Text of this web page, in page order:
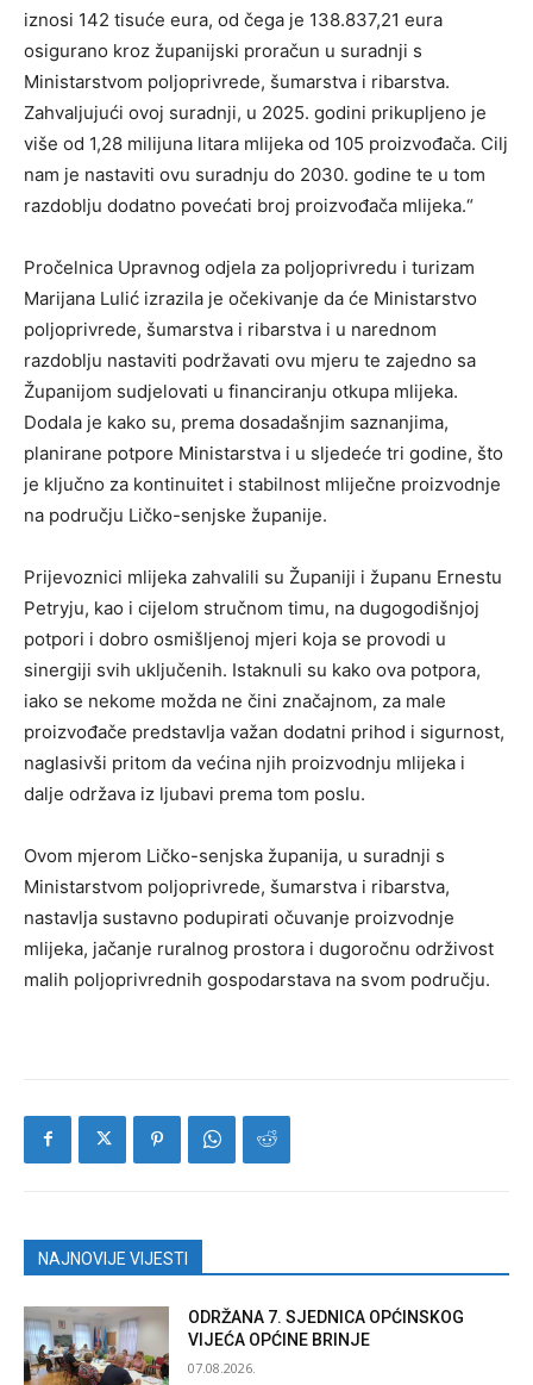
iznosi 142 tisuće eura, od čega je 138.837,21 eura
osigurano kroz županijski proračun u suradnji s
Ministarstvom poljoprivrede, šumarstva i ribarstva.
Zahvaljujući ovoj suradnji, u 2025. godini prikupljeno je
više od 1,28 milijuna litara mlijeka od 105 proizvođača. Cilj
nam je nastaviti ovu suradnju do 2030. godine te u tom
razdoblju dodatno povećati broj proizvođača mlijeka.“
Pročelnica Upravnog odjela za poljoprivredu i turizam
Marijana Lulić izrazila je očekivanje da će Ministarstvo
poljoprivrede, šumarstva i ribarstva i u narednom
razdoblju nastaviti podržavati ovu mjeru te zajedno sa
Županijom sudjelovati u financiranju otkupa mlijeka.
Dodala je kako su, prema dosadašnjim saznanjima,
planirane potpore Ministarstva i u sljedeće tri godine, što
je ključno za kontinuitet i stabilnost mliječne proizvodnje
na području Ličko-senjske županije.
Prijevoznici mlijeka zahvalili su Županiji i županu Ernestu
Petryju, kao i cijelom stručnom timu, na dugogodišnjoj
potpori i dobro osmišljenoj mjeri koja se provodi u
sinergiji svih uključenih. Istaknuli su kako ova potpora,
iako se nekome možda ne čini značajnom, za male
proizvođače predstavlja važan dodatni prihod i sigurnost,
naglasivši pritom da većina njih proizvodnju mlijeka i
dalje održava iz ljubavi prema tom poslu.
Ovom mjerom Ličko-senjska županija, u suradnji s
Ministarstvom poljoprivrede, šumarstva i ribarstva,
nastavlja sustavno podupirati očuvanje proizvodnje
mlijeka, jačanje ruralnog prostora i dugoročnu održivost
malih poljoprivrednih gospodarstava na svom području.
NAJNOVIJE VIJESTI
ODRŽANA 7. SJEDNICA OPĆINSKOG
VIJEĆA OPĆINE BRINJE
07.08.2026.